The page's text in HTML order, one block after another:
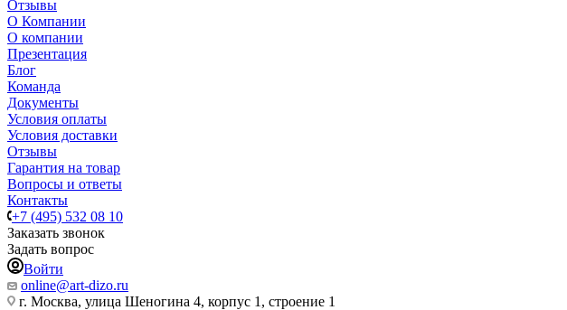
Отзывы
О Компании
О компании
Презентация
Блог
Команда
Документы
Условия оплаты
Условия доставки
Отзывы
Гарантия на товар
Вопросы и ответы
Контакты
+7 (495) 532 08 10
Заказать звонок
Задать вопрос
Войти
online@art-dizo.ru
г. Москва, улица Шеногина 4, корпус 1, строение 1